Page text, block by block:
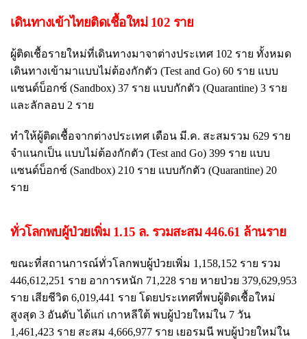
เดินทางเข้าไทยติดเชื้อใหม่ 102 ราย
ผู้ติดเชื้อรายใหม่ที่เดินทางมาจาต่างประเทศ 102 ราย ทั้งหมด
เดินทางเข้ามาแบบไม่ต้องกักตัว (Test and Go) 60 ราย แบบ
แซนด์บ็อกซ์ (Sandbox) 37 ราย แบบกักตัว (Quarantine) 3 ราย
และลักลอบ 2 ราย
ทำให้ผู้ติดเชื้อจากต่างประเทศ เดือน มี.ค. สะสมรวม 629 ราย
จำแนกเป็น แบบไม่ต้องกักตัว (Test and Go) 399 ราย แบบ
แซนด์บ็อกซ์ (Sandbox) 210 ราย แบบกักตัว (Quarantine) 20
ราย
ทั่วโลกพบผู้ป่วยเพิ่ม 1.15 ล. รวมสะสม 446.61 ล้านราย
ขณะที่สถานการณ์ทั่วโลกพบผู้ป่วยเพิ่ม 1,158,152 ราย รวม
446,612,251 ราย อาการหนัก 71,228 ราย หายป่วย 379,629,953
ราย เสียชีวิต 6,019,441 ราย โดยประเทศที่พบผู้ติดเชื้อใหม่
สูงสุด 3 อันดับ ได้แก่ เกาหลีใต้ พบผู้ป่วยใหม่ใน 7 วัน
1,461,423 ราย สะสม 4,666,977 ราย เยอรมนี พบผู้ป่วยใหม่ใน